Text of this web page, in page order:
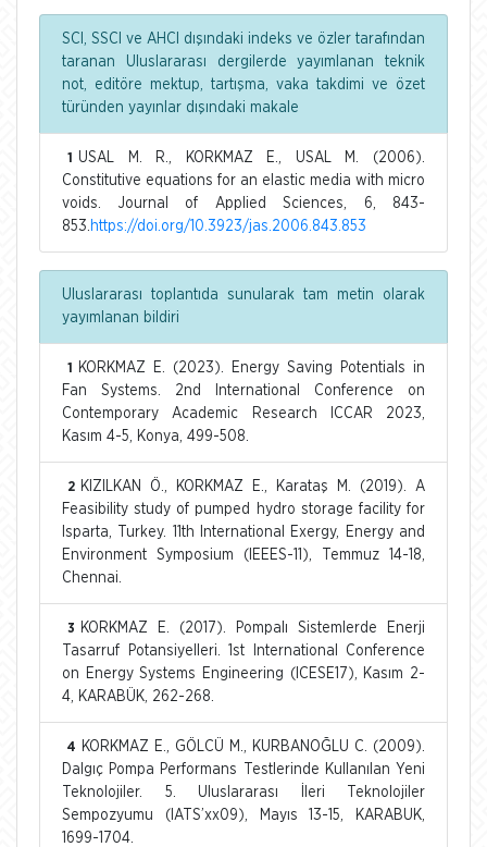
SCI, SSCI ve AHCI dışındaki indeks ve özler tarafından
taranan Uluslararası dergilerde yayımlanan teknik
not, editöre mektup, tartışma, vaka takdimi ve özet
türünden yayınlar dışındaki makale
1
USAL M. R., KORKMAZ E., USAL M. (2006).
Constitutive equations for an elastic media with micro
voids. Journal of Applied Sciences, 6, 843-
853. https://doi.org/10.3923/jas.2006.843.853
Uluslararası toplantıda sunularak tam metin olarak
yayımlanan bildiri
1
KORKMAZ E. (2023). Energy Saving Potentials in
Fan Systems. 2nd International Conference on
Contemporary Academic Research ICCAR 2023,
Kasım 4-5, Konya, 499-508.
2 KIZILKAN Ö., KORKMAZ E., Karataş M. (2019). A
Feasibility study of pumped hydro storage facility for
Isparta, Turkey. 11th International Exergy, Energy and
Environment Symposium (IEEES-11), Temmuz 14-18,
Chennai.
3
KORKMAZ E. (2017). Pompalı Sistemlerde Enerji
Tasarruf Potansiyelleri. 1st International Conference
on Energy Systems Engineering (ICESE17), Kasım 2-
4, KARABÜK, 262-268.
4
KORKMAZ E., GÖLCÜ M., KURBANOĞLU C. (2009).
Dalgıç Pompa Performans Testlerinde Kullanılan Yeni
Teknolojiler. 5. Uluslararası İleri Teknolojiler
Sempozyumu (IATS’xx09), Mayıs 13-15, KARABUK,
1699-1704.